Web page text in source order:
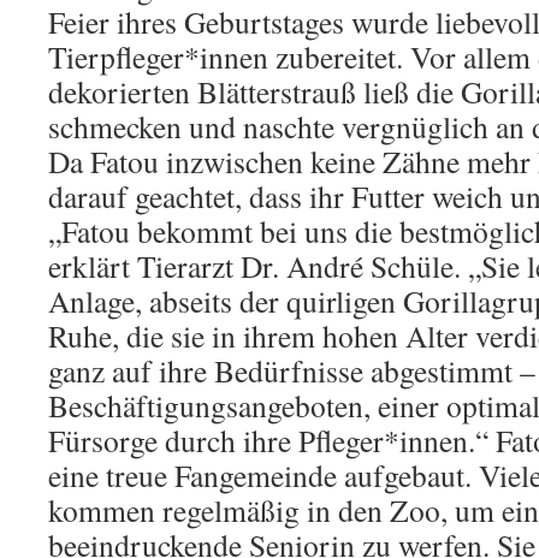
Feier ihres Geburtstages wurde
Tierpfleger*innen zubereitet. Vor
dekorierten Blätterstrauß ließ die
schmecken und naschte vergnüglich an
Da Fatou inzwischen keine Zähne
darauf geachtet, dass ihr Futter weich
„Fatou bekommt bei uns die
erklärt Tierarzt Dr. André Schüle. „Sie
Anlage, abseits der quirligen
Ruhe, die sie in ihrem hohen Alter
ganz auf ihre Bedürfnisse abgestimmt
Beschäftigungsangeboten, einer
Fürsorge durch ihre Pfleger*innen.“
eine treue Fangemeinde aufgebaut.
kommen regelmäßig in den Zoo, um
beeindruckende Seniorin zu werfen.